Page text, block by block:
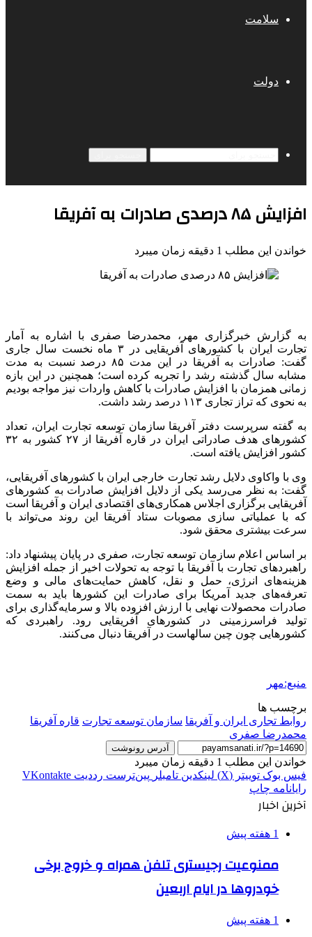
سلامت
دولت
افزایش ۸۵ درصدی صادرات به آفریقا
خواندن این مطلب 1 دقیقه زمان میبرد
به گزارش خبرگزاری مهر، محمدرضا صفری با اشاره به آمار
تجارت ایران با کشورهای آفریقایی در ۳ ماه نخست سال جاری
گفت: صادرات به آفریقا در این مدت ۸۵ درصد نسبت به مدت
مشابه سال گذشته رشد را تجربه کرده است؛ همچنین در این بازه
زمانی همزمان با افزایش صادرات با کاهش واردات نیز مواجه بودیم
به نحوی که تراز تجاری ۱۱۳ درصد رشد داشت.
به گفته سرپرست دفتر آفریقا سازمان توسعه تجارت ایران، تعداد
کشورهای هدف صادراتی ایران در قاره آفریقا از ۲۷ کشور به ۳۲
کشور افزایش یافته است.
وی با واکاوی دلایل رشد تجارت خارجی ایران با کشورهای آفریقایی،
گفت: به نظر می‌رسد یکی از دلایل افزایش صادرات به کشورهای
آفریقایی برگزاری اجلاس همکاری‌های اقتصادی ایران و آفریقا است
که با عملیاتی سازی مصوبات ستاد آفریقا این روند می‌تواند با
سرعت بیشتری محقق شود.
بر اساس اعلام سازمان توسعه تجارت، صفری در پایان پیشنهاد داد:
راهبردهای تجارت با آفریقا با توجه به تحولات اخیر از جمله افزایش
هزینه‌های انرژی، حمل و نقل، کاهش حمایت‌های مالی و وضع
تعرفه‌های جدید آمریکا برای صادرات این کشورها باید به سمت
صادرات محصولات نهایی با ارزش افزوده بالا و سرمایه‌گذاری برای
تولید فراسرزمینی در کشورهای آفریقایی رود. راهبردی که
کشورهایی چون چین سالهاست در آفریقا دنبال می‌کنند.
منبع:مهر
برچسب ها
روابط تجاری ایران و آفریقا سازمان توسعه تجارت قاره آفریقا
محمدرضا صفری
آدرس رونوشت
خواندن این مطلب 1 دقیقه زمان میبرد
فیس بوک توییتر (X) لینکدین ‫تامبلر ‫پین‌ترست ‫رددیت ‫VKontakte
رایانامه چاپ
آخرین اخبار
1 هفته پیش
ممنوعیت رجیستری تلفن همراه و خروج برخی
خودروها در ایام اربعین
1 هفته پیش